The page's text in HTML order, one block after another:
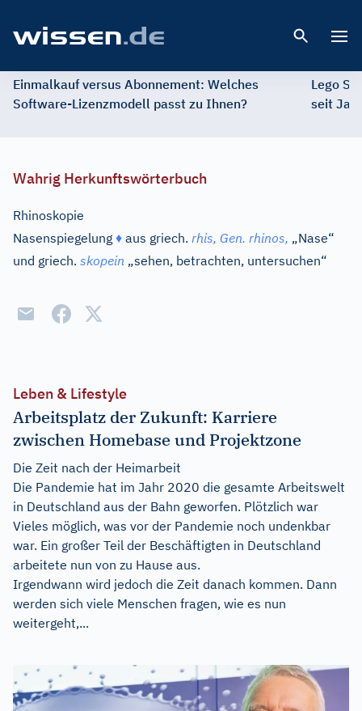
Einmalkauf versus Abonnement: Welches
Software-Lizenzmodell passt zu Ihnen?
Lego
seit
Wahrig Herkunftswörterbuch
Rhinoskopie
Nasenspiegelung ♦ aus griech. rhis, Gen. rhinos, „Nase“
und griech. skopein „sehen, betrachten, untersuchen“
Leben & Lifestyle
Arbeitsplatz der Zukunft: Karriere
zwischen Homebase und Projektzone
Die Zeit nach der Heimarbeit
Die Pandemie hat im Jahr 2020 die gesamte Arbeitswelt
in Deutschland aus der Bahn geworfen. Plötzlich war
Vieles möglich, was vor der Pandemie noch undenkbar
war. Ein großer Teil der Beschäftigten in Deutschland
arbeitete nun von zu Hause aus.
Irgendwann wird jedoch die Zeit danach kommen. Dann
werden sich viele Menschen fragen, wie es nun
weitergeht,...